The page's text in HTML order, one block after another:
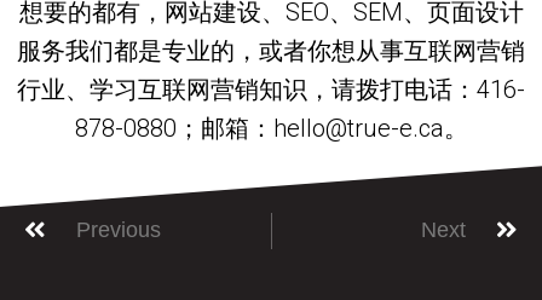
想要的都有，网站建设、SEO、SEM、页面设计
服务我们都是专业的，或者你想从事互联网营销
行业、学习互联网营销知识，请拨打电话：416-
878-0880；邮箱：hello@true-e.ca。
Previous Next